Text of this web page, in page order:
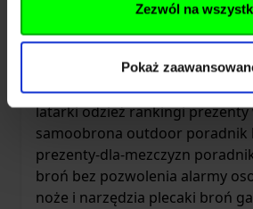
Zezwól na
Pokaż
akcesoria turystyczne
broń bez zezwoleniagazy
hukowapierwsza pomoc
latarkiodzieżrankingiprezenty
samoobrona outdoor poradnik
prezenty-dla-mezczyzn
broń bez pozwolenia alarmy
noże i narzędzia plecaki broń